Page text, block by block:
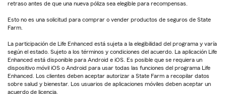
retraso antes de que una nueva póliza sea elegible para recompensas.
Esto no es una solicitud para comprar o vender productos de seguros de State
Farm.
La participación de Life Enhanced está sujeta a la elegibilidad del programa y varía
según el estado. Sujeto a los términos y condiciones del acuerdo. La aplicación Life
Enhanced está disponible para Android e iOS. Es posible que se requiera un
dispositivo móvil iOS o Android para usar todas las funciones del programa Life
Enhanced. Los clientes deben aceptar autorizar a State Farm a recopilar datos
sobre salud y bienestar. Los usuarios de aplicaciones móviles deben aceptar un
acuerdo de licencia.